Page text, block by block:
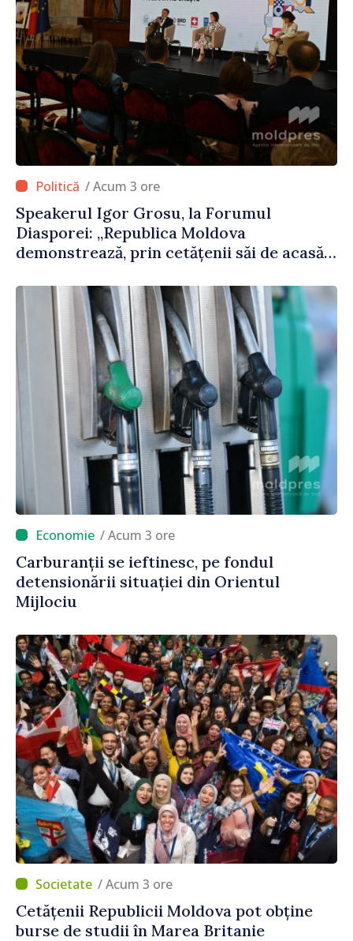
/ Acum 3 ore
Speakerul Igor Grosu, la Forumul
Diasporei: „Republica Moldova
demonstrează, prin cetățenii săi de acasă
parte a marii familii europene”
/ Acum 3 ore
Carburanții se ieftinesc, pe fondul
detensionării situației din Orientul
Mijlociu
/ Acum 3 ore
Cetățenii Republicii Moldova pot obține
burse de studii în Marea Britanie